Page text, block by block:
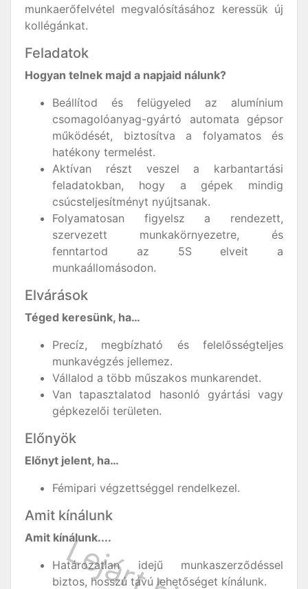
munkaerőfelvétel megvalósításához keressük új
kollégánkat.
Feladatok
Hogyan telnek majd a napjaid nálunk?
Beállítod és felügyeled az alumínium
csomagolóanyag-gyártó automata gépsor
működését, biztosítva a folyamatos és
hatékony termelést.
Aktívan részt veszel a karbantartási
feladatokban, hogy a gépek mindig
csúcsteljesítményt nyújtsanak.
Folyamatosan figyelsz a rendezett,
szervezett munkakörnyezetre, és
fenntartod az 5S elveit a
munkaállomásodon.
Elvárások
Téged keresünk, ha…
Precíz, megbízható és felelősségteljes
munkavégzés jellemez.
Vállalod a több műszakos munkarendet.
Van tapasztalatod hasonló gyártási vagy
gépkezelői területen.
Előnyök
Előnyt jelent, ha…
Fémipari végzettséggel rendelkezel.
Amit kínálunk
Amit kínálunk....
Határozatlan idejű munkaszerződéssel
biztos, hosszú távú lehetőséget kínálunk.